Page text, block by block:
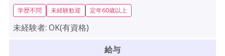
学歴不問 未経験歓迎 定年60歳以上
未経験者: OK(有資格)
給与